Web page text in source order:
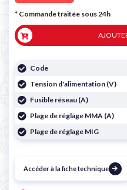
* Commande traitée sous 24h
Code
Tension d'alimentation (V)
Fusible réseau (A)
Plage de réglage MMA (A)
Plage de réglage MIG
Accéder à la fiche technique